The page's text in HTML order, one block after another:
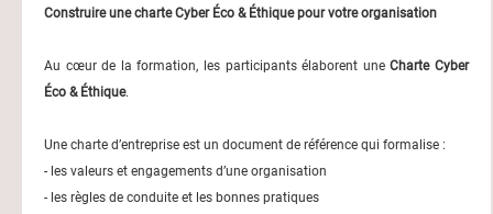
Construire une charte Cyber Éco & Éthique pour votre organisation
Au cœur de la formation, les participants élaborent uneCharte Cyber
Éco & Éthique.
Une charte d’entreprise est un document de référence qui formalise :
- les valeurs et engagements d’une organisation
- les règles de conduite et les bonnes pratiques